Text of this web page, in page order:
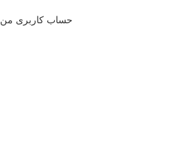
حساب کاربری من